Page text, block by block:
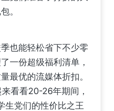
。
也能轻松省下不少零
一份超级福利清单，
最优的流媒体折扣。
看看20-26年期间，
生党们的性价比之王